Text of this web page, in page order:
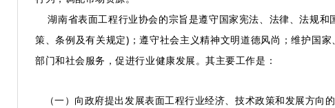
湖南省表面工程行业协会的宗旨是遵守国家宪法、法律、法规和
策、条例及有关规定)；遵守社会主义精神文明道德风尚；维护国
部门和社会服务，促进行业健康发展。其主要工作是：
（一）向政府提出发展表面工程行业经济、技术政策和发展方向